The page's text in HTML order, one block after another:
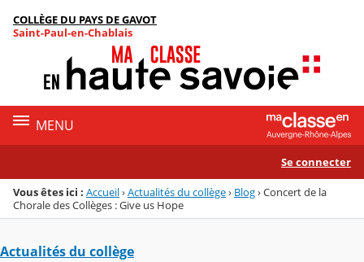
Menu de la rubrique
Contenu
COLLÈGE DU PAYS DE GAVOT
Saint-Paul-en-Chablais
MENU
Se connecter
Vous êtes ici : Accueil›Actualités du collège› Blog›Concert de la
Chorale des Collèges : Give us Hope
Actualités du collège